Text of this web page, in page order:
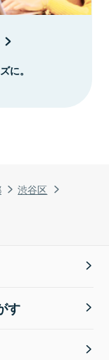
渋谷区
に。
す